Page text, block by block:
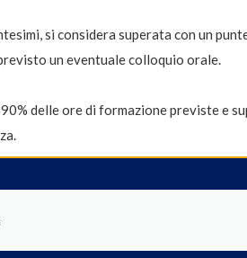
si considera superata con un
un eventuale colloquio orale.
delle ore di formazione previste e